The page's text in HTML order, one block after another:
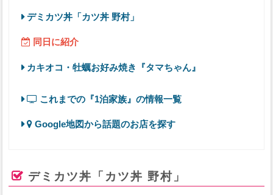
デミカツ丼「カツ丼 野村」
同日に紹介
カキオコ・牡蠣お好み焼き『タマちゃん』
これまでの『1泊家族』の情報一覧
Google地図から話題のお店を探す
デミカツ丼「カツ丼 野村」